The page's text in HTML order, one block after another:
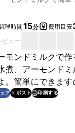
理時間15分 費用目安
ビュー
モンドミルクで
煮、アーモンド
。簡単にできます
ア ポスト 印刷する